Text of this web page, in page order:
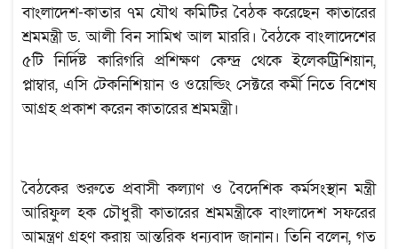
বাংলাদেশ-কাতার ৭ম যৌথ কমিটির বৈঠক করেছেন কাতারের
শ্রমমন্ত্রী ড. আলী বিন সামিখ আল মাররি। বৈঠকে বাংলাদেশের
৫টি নির্দিষ্ট কারিগরি প্রশিক্ষণ কেন্দ্র থেকে ইলেকট্রিশিয়ান,
প্লাম্বার, এসি টেকনিশিয়ান ও ওয়েল্ডিং সেক্টরে কর্মী নিতে বিশেষ
আগ্রহ প্রকাশ করেন কাতারের শ্রমমন্ত্রী।
বৈঠকের শুরুতে প্রবাসী কল্যাণ ও বৈদেশিক কর্মসংস্থান মন্ত্রী
আরিফুল হক চৌধুরী কাতারের শ্রমমন্ত্রীকে বাংলাদেশ সফরের
আমন্ত্রণ গ্রহণ করায় আন্তরিক ধন্যবাদ জানান। তিনি বলেন, গত